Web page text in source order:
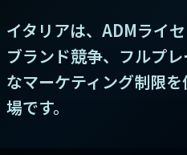
イタリアは、ADMライ
ブランド競争、フルプ
なマーケティング制限
場です。